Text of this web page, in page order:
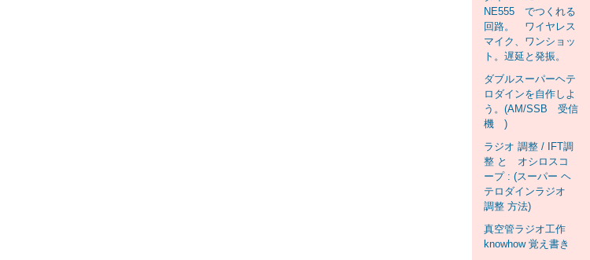
NE555 でつくれる
回路。 ワイヤレス
マイク、ワンショッ
ト。遅延と発振。
ダブルスーパーヘテ
ロダインを自作しよ
う。(AM/SSB 受信
機 )
ラジオ 調整 / IFT調
整 と オシロスコ
ープ : (スーパー ヘ
テロダインラジオ
調整 方法)
真空管ラジオ工作
knowhow 覚え書き